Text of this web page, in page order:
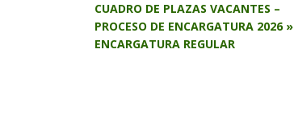
CUADRO DE PLAZAS VACANTES –
PROCESO DE ENCARGATURA 2026 »
ENCARGATURA REGULAR